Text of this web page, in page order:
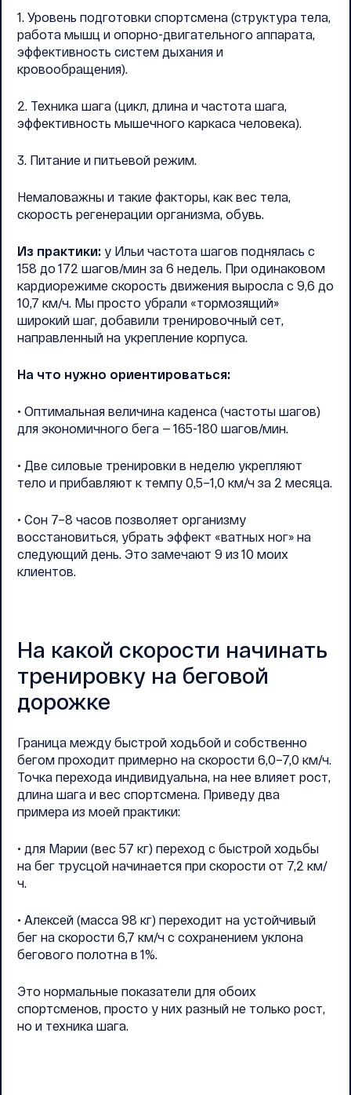
1. Уровень подготовки спортсмена (структура тела,
работа мышц и опорно-двигательного аппарата,
эффективность систем дыхания и
кровообращения).
2. Техника шага (цикл, длина и частота шага,
эффективность мышечного каркаса человека).
3. Питание и питьевой режим.
Немаловажны и такие факторы, как вес тела,
скорость регенерации организма, обувь.
Из практики: у Ильи частота шагов поднялась с
158 до 172 шагов/мин за 6 недель. При одинаковом
кардиорежиме скорость движения выросла с 9,6 до
10,7 км/ч. Мы просто убрали «тормозящий»
широкий шаг, добавили тренировочный сет,
направленный на укрепление корпуса.
На что нужно ориентироваться:
• Оптимальная величина каденса (частоты шагов)
для экономичного бега — 165-180 шагов/мин.
• Две силовые тренировки в неделю укрепляют
тело и прибавляют к темпу 0,5–1,0 км/ч за 2 месяца.
• Сон 7–8 часов позволяет организму
восстановиться, убрать эффект «ватных ног» на
следующий день. Это замечают 9 из 10 моих
клиентов.
На какой скорости начинать
тренировку на беговой
дорожке
Граница между быстрой ходьбой и собственно
бегом проходит примерно на скорости 6,0–7,0 км/ч.
Точка перехода индивидуальна, на нее влияет рост,
длина шага и вес спортсмена. Приведу два
примера из моей практики:
• для Марии (вес 57 кг) переход с быстрой ходьбы
на бег трусцой начинается при скорости от 7,2 км/
ч.
• Алексей (масса 98 кг) переходит на устойчивый
бег на скорости 6,7 км/ч с сохранением уклона
бегового полотна в 1%.
Это нормальные показатели для обоих
спортсменов, просто у них разный не только рост,
но и техника шага.